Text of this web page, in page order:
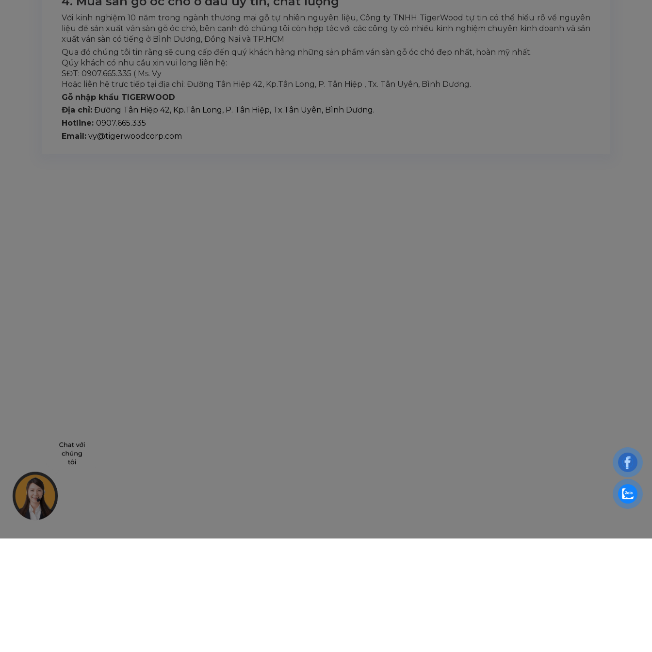
Với kinh nghiệm 10 năm trong ngành thương mại gỗ tự nhiên nguyên liệu, Công ty TNHH TigerWood tự tin có thể hiểu rõ về nguyên
liệu để sản xuất ván sàn gỗ óc chó, bên cạnh đó chúng tôi còn hợp tác với các công ty có nhiều kinh nghiệm chuyên kinh doanh và sản
xuất ván sàn có tiếng ở Bình Dương, Đồng Nai và TP.HCM
Qua đó chúng tôi tin rằng sẽ cung cấp đến quý khách hàng những sản phẩm ván sàn gỗ óc chó đẹp nhất, hoàn mỹ nhất.
Qúy khách có nhu cầu xin vui long liên hệ:
SĐT: 0907.665.335 ( Ms. Vy
Hoặc liên hệ trực tiếp tại địa chỉ: Đường Tân Hiệp 42, Kp.Tân Long, P. Tân Hiệp , Tx. Tân Uyên, Bình Dương.
Gỗ nhập khẩu TIGERWOOD
Địa chỉ: Đường Tân Hiệp 42, Kp.Tân Long, P. Tân Hiệp, Tx.Tân Uyên, Bình Dương.
Hotline: 0907.665.335
Email: vy@tigerwoodcorp.com